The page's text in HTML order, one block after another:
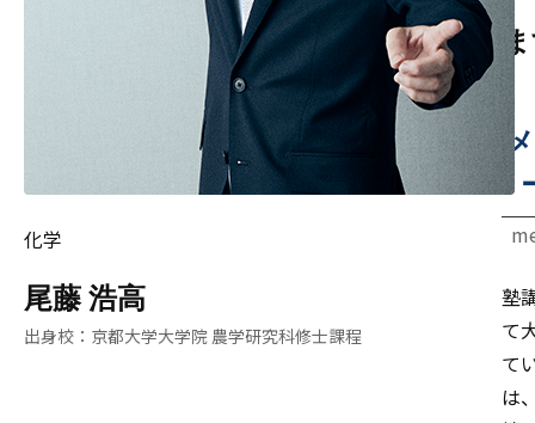
化学
尾藤 浩高
京都大学大学院 農学研究科修士課程
塾
て
て
は